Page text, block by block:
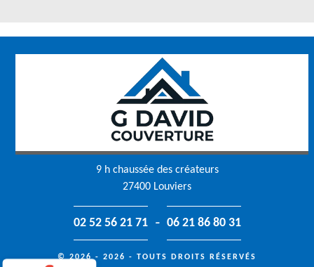
9 h chaussée des créateurs
27400 Louviers
02 52 56 21 71 - 06 21 86 80 31
© 2026 - 2026 - TOUTS DROITS RÉSERVÉS